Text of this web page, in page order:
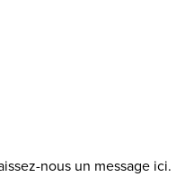
nous un message ici.